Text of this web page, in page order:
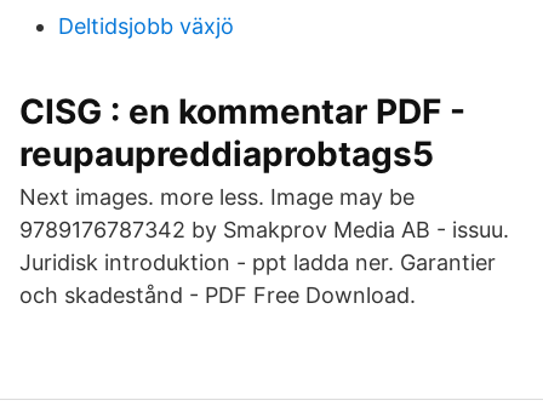
Deltidsjobb växjö
CISG : en kommentar PDF -
reupaupreddiaprobtags5
Next images. more less. Image may be
9789176787342 by Smakprov Media AB - issuu.
Juridisk introduktion - ppt ladda ner. Garantier
och skadestånd - PDF Free Download.